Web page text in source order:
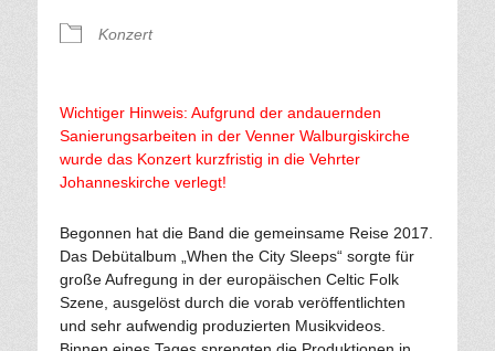
Konzert
Wichtiger Hinweis: Aufgrund der andauernden
Sanierungsarbeiten in der Venner Walburgiskirche
wurde das Konzert kurzfristig in die Vehrter
Johanneskirche verlegt!
Begonnen hat die Band die gemeinsame Reise 2017.
Das Debütalbum „When the City Sleeps“ sorgte für
große Aufregung in der europäischen Celtic Folk
Szene, ausgelöst durch die vorab veröffentlichten
und sehr aufwendig produzierten Musikvideos.